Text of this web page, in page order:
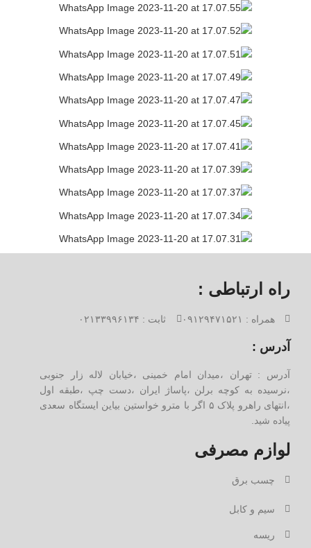
راه ارتباطی :
همراه : ۰۹۱۲۹۴۷۱۵۲۱ ثابت : ۰۲۱۳۳۹۹۶۱۳۴
آدرس :
آدرس : تهران ،میدان امام خمینی ،خیابان لاله زار جنوبی
،نرسیده به کوچه برلن ،پاساژ ایران ،دست چپ ،طبقه اول
،انتهای راهرو پلاک ۵ اگر با مترو خواستین بیاین ایستگاه سعدی
پیاده شید.
لوازم مصرفی
چسب برق
سیم و کابل
ریسه